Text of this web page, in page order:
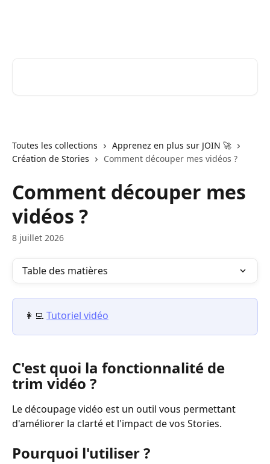
Toutes les collections
Apprenez en plus sur JOIN 🚀
Création de Stories
Comment découper mes vidéos ?
Comment découper mes
vidéos ?
8 juillet 2026
Table des matières
👩‍💻 Tutoriel vidéo
C'est quoi la fonctionnalité de
trim vidéo ?
Le découpage vidéo est un outil vous permettant
d'améliorer la clarté et l'impact de vos Stories.
Pourquoi l'utiliser ?